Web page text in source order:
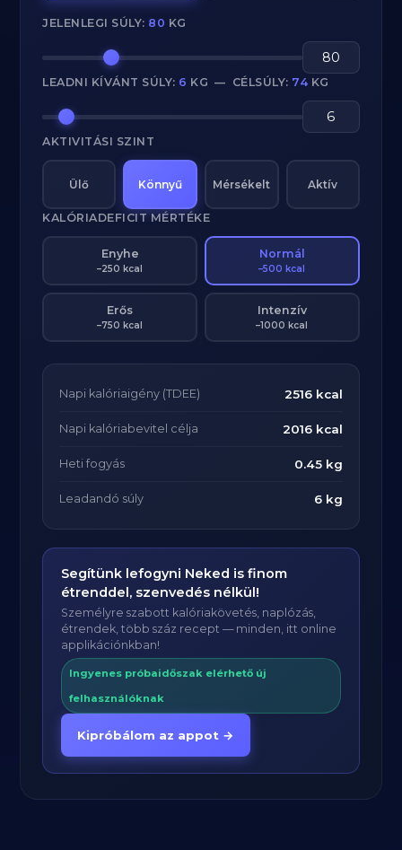
JELENLEGI SÚLY: 80 KG
LEADNI KÍVÁNT SÚLY: 6 KG — CÉLSÚLY: 74KG
AKTIVITÁSI SZINT
Ülő Könnyű Mérsékelt Aktív
KALÓRIADEFICIT MÉRTÉKE
Enyhe
–250 kcal
Normál
–500 kcal
Erős
–750 kcal
Intenzív
–1000 kcal
Napi kalóriaigény (TDEE) 2516 kcal
Napi kalóriabevitel célja 2016 kcal
Heti fogyás 0.45 kg
Leadandó súly 6 kg
Segítünk lefogyni Neked is finom
étrenddel, szenvedés nélkül!
Személyre szabott kalóriakövetés, naplózás,
étrendek, több száz recept — minden, itt online
applikációnkban!
Ingyenes próbaidőszak elérhető új
felhasználóknak
Kipróbálom az appot →